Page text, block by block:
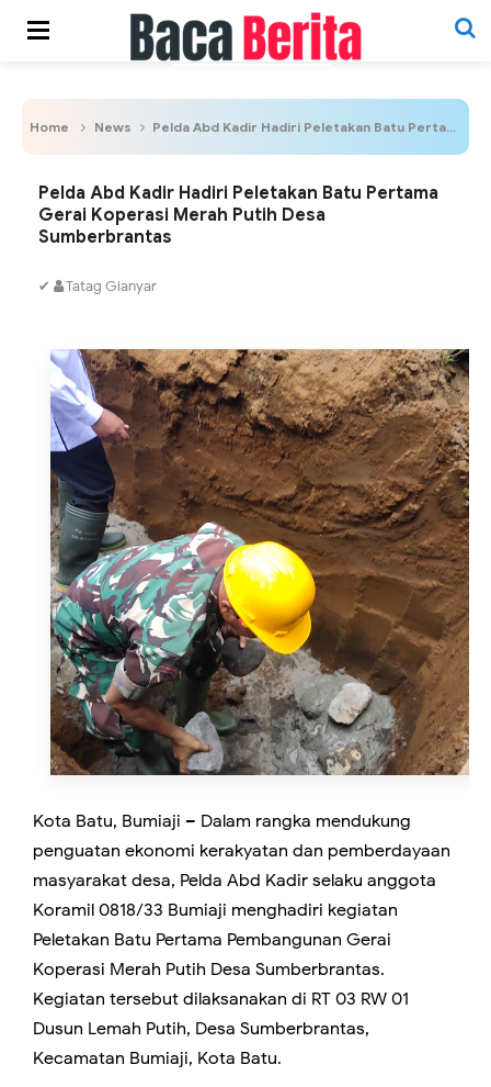
Home News Pelda Abd Kadir Hadiri Peletakan Batu Pertama Gerai Koperasi Merah Putih Desa Sumberbrantas
Pelda Abd Kadir Hadiri Peletakan Batu Pertama
Gerai Koperasi Merah Putih Desa
Sumberbrantas
✔ Tatag Gianyar
Kota Batu, Bumiaji – Dalam rangka mendukung
penguatan ekonomi kerakyatan dan pemberdayaan
masyarakat desa, Pelda Abd Kadir selaku anggota
Koramil 0818/33 Bumiaji menghadiri kegiatan
Peletakan Batu Pertama Pembangunan Gerai
Koperasi Merah Putih Desa Sumberbrantas.
Kegiatan tersebut dilaksanakan di RT 03 RW 01
Dusun Lemah Putih, Desa Sumberbrantas,
Kecamatan Bumiaji, Kota Batu.